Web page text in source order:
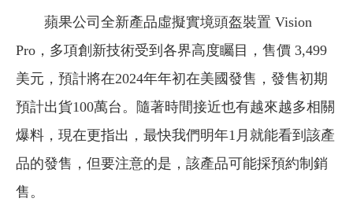
蘋果公司全新產品虛擬實境頭盔裝置 Vision
Pro，多項創新技術受到各界高度矚目，售價 3,499
美元，預計將在2024年年初在美國發售，發售初期
預計出貨100萬台。隨著時間接近也有越來越多相關
爆料，現在更指出，最快我們明年1月就能看到該產
品的發售，但要注意的是，該產品可能採預約制銷
售。